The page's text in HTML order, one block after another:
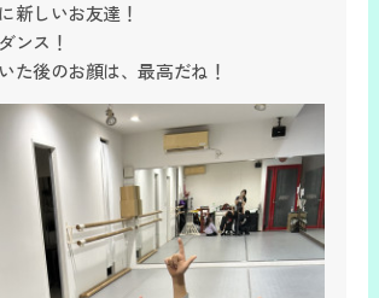
新しいお友達！
ンス！
た後のお顔は、最高だね！